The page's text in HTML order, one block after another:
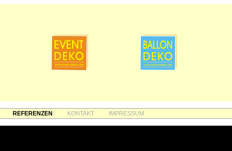
REFERENZEN KONTAKT IMPRESSUM